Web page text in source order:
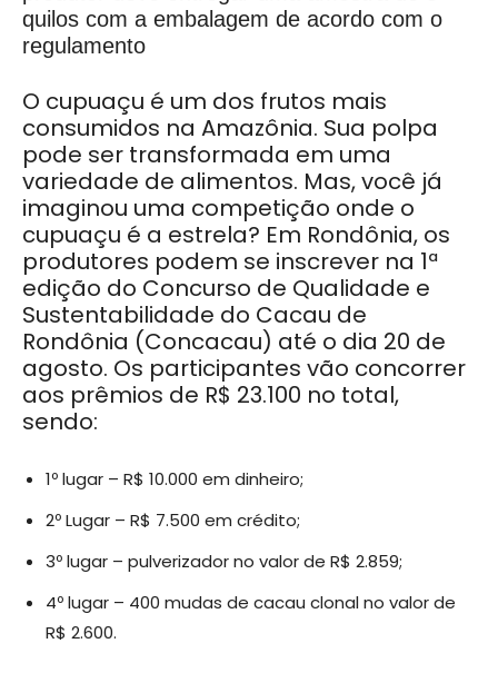
quilos com a embalagem de acordo com o
regulamento
O cupuaçu é um dos frutos mais
consumidos na Amazônia. Sua polpa
pode ser transformada em uma
variedade de alimentos. Mas, você já
imaginou uma competição onde o
cupuaçu é a estrela? Em Rondônia, os
produtores podem se inscrever na 1ª
edição do Concurso de Qualidade e
Sustentabilidade do Cacau de
Rondônia (Concacau) até o dia 20 de
agosto. Os participantes vão concorrer
aos prêmios de R$ 23.100 no total,
sendo:
1º lugar – R$ 10.000 em dinheiro;
2º Lugar – R$ 7.500 em crédito;
3º lugar – pulverizador no valor de R$ 2.859;
4º lugar – 400 mudas de cacau clonal no valor de
R$ 2.600.